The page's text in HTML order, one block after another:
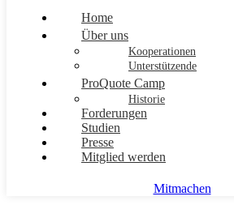
Home
Über uns
Kooperationen
Unterstützende
ProQuote Camp
Historie
Forderungen
Studien
Presse
Mitglied werden
Mitmachen